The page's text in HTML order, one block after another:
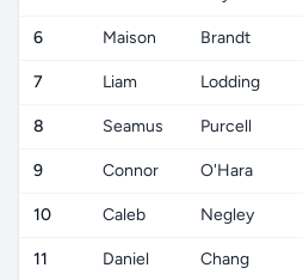
6 Maison Brandt
7 Liam Lodding
8 Seamus Purcell
9 Connor O'Hara
10 Caleb Negley
11 Daniel Chang